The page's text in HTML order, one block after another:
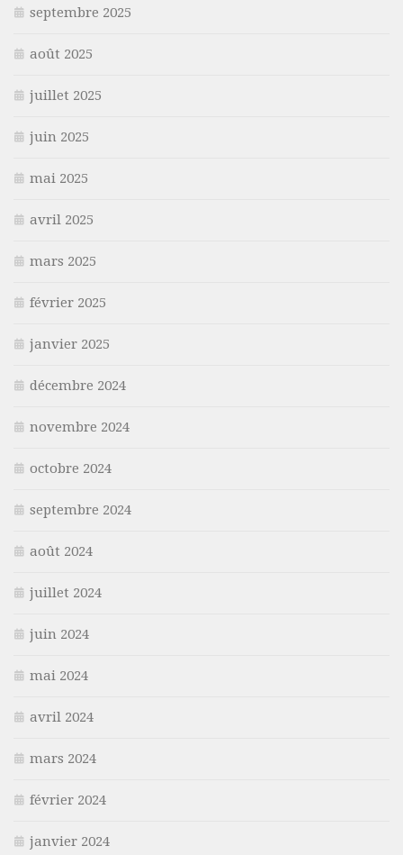
septembre 2025
août 2025
juillet 2025
juin 2025
mai 2025
avril 2025
mars 2025
février 2025
janvier 2025
décembre 2024
novembre 2024
octobre 2024
septembre 2024
août 2024
juillet 2024
juin 2024
mai 2024
avril 2024
mars 2024
février 2024
janvier 2024